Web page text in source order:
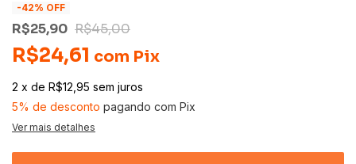
-42% OFF
R$25,90 R$45,00
R$24,61 com Pix
2 x de R$12,95 sem juros
5% de desconto pagando com Pix
Ver mais detalhes